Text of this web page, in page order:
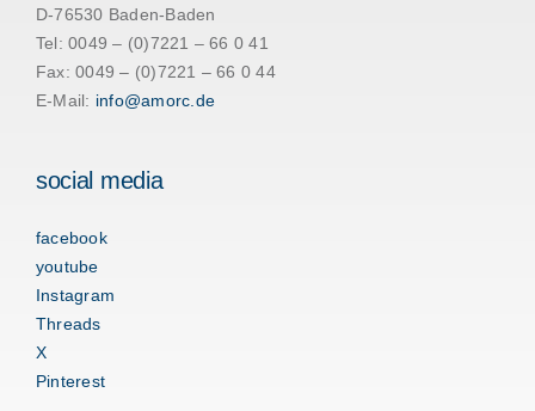
D-76530 Baden-Baden
Tel: 0049 – (0)7221 – 66 0 41
Fax: 0049 – (0)7221 – 66 0 44
E-Mail: info@amorc.de
social media
facebook
youtube
Instagram
Threads
X
Pinterest